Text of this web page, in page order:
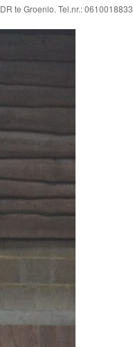
te Groenlo. Tel.nr.: 0610018833